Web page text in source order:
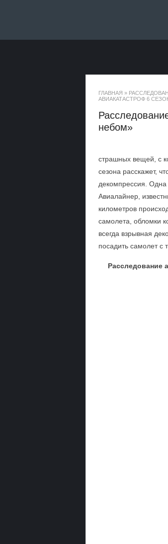
ГЛАВНАЯ »
АВИАКАТАСТРОФ 6
небом»
страшных вещей, с
сезона расскажет,
декомпрессия. Одна
Авиалайнер,
километров
самолета, обломки
всегда взрывная
посадить самолет с
Расследование